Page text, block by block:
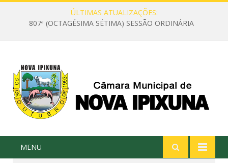
ÚLTIMAS ATUALIZAÇÕES:
807ª (OCTAGÉSIMA SÉTIMA) SESSÃO ORDINÁRIA
MENU